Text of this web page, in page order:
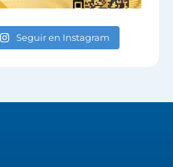
Seguir en Instagram